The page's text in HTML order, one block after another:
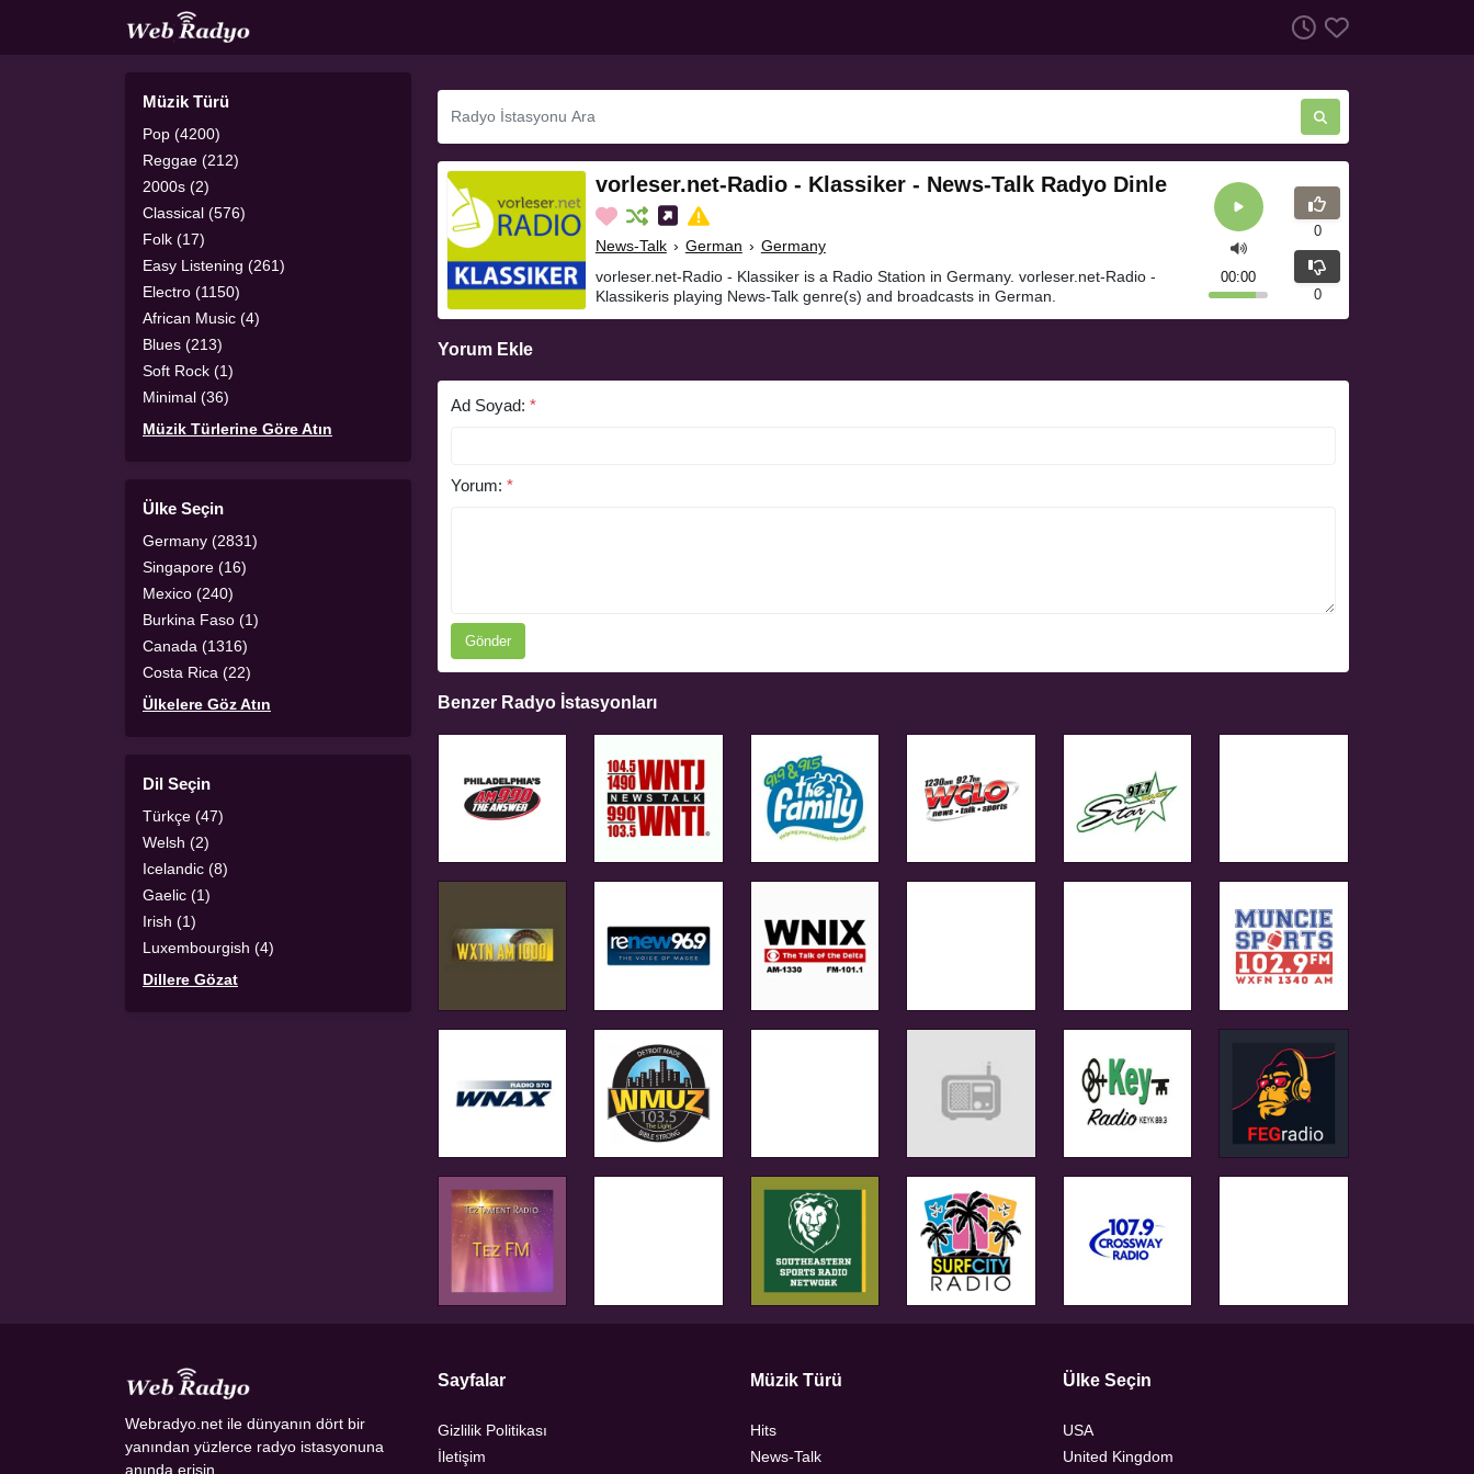
Müzik Türü
Pop (4200)
Reggae (212)
2000s (2)
Classical (576)
Folk (17)
Easy Listening (261)
Electro (1150)
African Music (4)
Blues (213)
Soft Rock (1)
Minimal (36)
Müzik Türlerine Göre Atın
Ülke Seçin
Germany (2831)
Singapore (16)
Mexico (240)
Burkina Faso (1)
Canada (1316)
Costa Rica (22)
Ülkelere Göz Atın
Dil Seçin
Türkçe (47)
Welsh (2)
Icelandic (8)
Gaelic (1)
Irish (1)
Luxembourgish (4)
Dillere Gözat
vorleser.net-Radio - Klassiker - News-Talk Radyo Dinle
News-Talk › German › Germany
vorleser.net-Radio - Klassiker is a Radio Station in Germany. vorleser.net-Radio -
Klassikeris playing News-Talk genre(s) and broadcasts in German.
00:00
0
0
Yorum Ekle
Ad Soyad: *
Yorum: *
Gönder
Benzer Radyo İstasyonları
Webradyo.net ile dünyanın dört bir
yanından yüzlerce radyo istasyonuna
anında erişin.
Sayfalar
Gizlilik Politikası
İletişim
Müzik Türü
Hits
News-Talk
Ülke Seçin
USA
United Kingdom